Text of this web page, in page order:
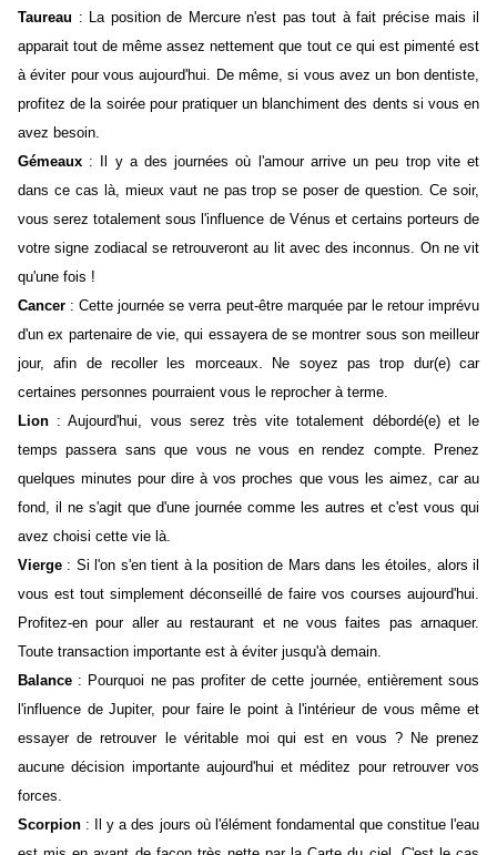
Taureau : La position de Mercure n'est pas tout à fait précise mais il
apparait tout de même assez nettement que tout ce qui est pimenté est
à éviter pour vous aujourd'hui. De même, si vous avez un bon dentiste,
profitez de la soirée pour pratiquer un blanchiment des dents si vous en
avez besoin.
Gémeaux : Il y a des journées où l'amour arrive un peu trop vite et
dans ce cas là, mieux vaut ne pas trop se poser de question. Ce soir,
vous serez totalement sous l'influence de Vénus et certains porteurs de
votre signe zodiacal se retrouveront au lit avec des inconnus. On ne vit
qu'une fois !
Cancer : Cette journée se verra peut-être marquée par le retour imprévu
d'un ex partenaire de vie, qui essayera de se montrer sous son meilleur
jour, afin de recoller les morceaux. Ne soyez pas trop dur(e) car
certaines personnes pourraient vous le reprocher à terme.
Lion : Aujourd'hui, vous serez très vite totalement débordé(e) et le
temps passera sans que vous ne vous en rendez compte. Prenez
quelques minutes pour dire à vos proches que vous les aimez, car au
fond, il ne s'agit que d'une journée comme les autres et c'est vous qui
avez choisi cette vie là.
Vierge : Si l'on s'en tient à la position de Mars dans les étoiles, alors il
vous est tout simplement déconseillé de faire vos courses aujourd'hui.
Profitez-en pour aller au restaurant et ne vous faites pas arnaquer.
Toute transaction importante est à éviter jusqu'à demain.
Balance : Pourquoi ne pas profiter de cette journée, entièrement sous
l'influence de Jupiter, pour faire le point à l'intérieur de vous même et
essayer de retrouver le véritable moi qui est en vous ? Ne prenez
aucune décision importante aujourd'hui et méditez pour retrouver vos
forces.
Scorpion : Il y a des jours où l'élément fondamental que constitue l'eau